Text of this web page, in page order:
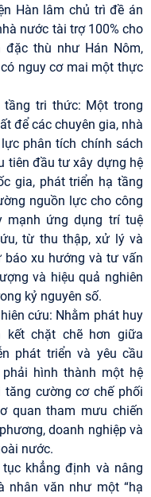
Hàn lâm chủ trì đề án
nước tài trợ 100% cho
đặc thù như Hán Nôm,
nguy cơ mai một thực
tri thức: Một trong
để các chuyên gia, nhà
phân tích chính sách
tiên đầu tư xây dựng hệ
gia, phát triển hạ tầng
nguồn lực cho công
mạnh ứng dụng trí tuệ
từ thu thập, xử lý và
xu hướng và tư vấn
và hiệu quả nghiên
kỷ nguyên số.
cứu: Nhằm phát huy
chặt chẽ hơn giữa
phát triển và yêu cầu
hình thành một hệ
cường cơ chế phối
quan tham mưu chiến
doanh nghiệp và
nước.
khẳng định và nâng
nhân văn như một “hạ